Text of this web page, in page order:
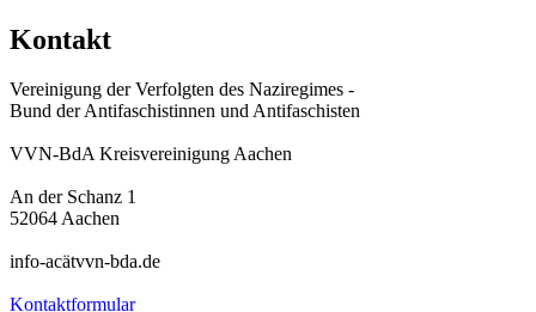
Kontakt
Vereinigung der Verfolgten des Naziregimes -
Bund der Antifaschistinnen und Antifaschisten
VVN-BdA Kreisvereinigung Aachen
An der Schanz 1
52064 Aachen
info-acätvvn-bda.de
Kontaktformular